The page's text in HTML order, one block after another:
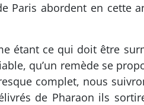
Paris abordent en cette
étant ce qui doit être
qu’un remède se
complet, nous
de Pharaon ils